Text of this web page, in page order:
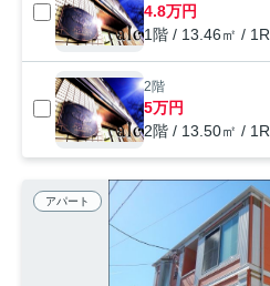
4.8万円
1階 / 13.46㎡ / 1R
2階
5万円
2階 / 13.50㎡ / 1R
アパート